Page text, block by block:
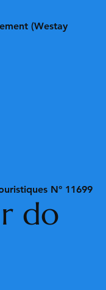
(Westay
N° 11699
do